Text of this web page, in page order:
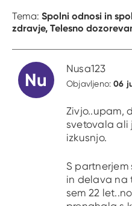
Tema: Spolni odnosi in
zdravje, Telesno
Nu
Nusa123
Objavljeno:06
Zivjo..upam,
svetovala ali
izkusnjo.
S partnerjem
in delava na
sem 22